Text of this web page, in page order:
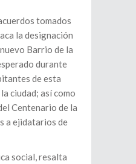
tomados
la designación
Barrio de la
durante
de esta
ciudad; así como
Centenario de la
a ejidatarios de
social, resalta